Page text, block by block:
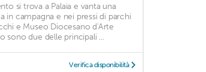
si trova a Palaia e vanta una
in campagna e nei pressi di parchi
e Museo Diocesano d'Arte
sono due delle principali ...
Verifica disponibilità